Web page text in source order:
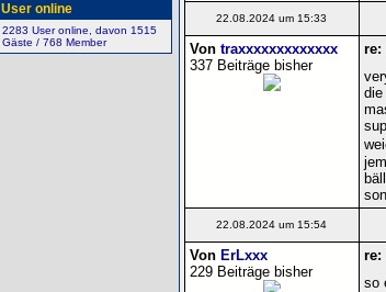
User online
2283 User online, davon 1515
Gäste / 768 Member
22.08.2024 um 15:33
Von traxxxxxxxxxxxxx
337 Beiträge bisher
re:
die
22.08.2024 um 15:54
Von ErLxxx
229 Beiträge bisher
re:
so